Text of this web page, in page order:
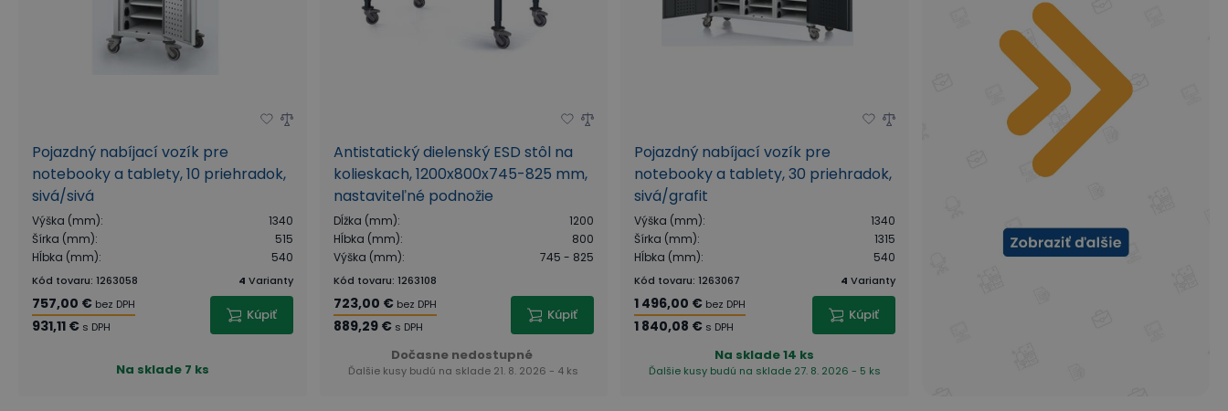
Pojazdný nabíjací vozík pre
notebooky a tablety, 10 priehradok,
sivá/sivá
Výška (mm):
1340
Šírka (mm):
515
Hĺbka (mm): 540
Kód tovaru: 1263058 4 Varianty
757,00 € bez DPH
931,11 € s DPH
Kúpiť
Na sklade 7 ks
Antistatický dielenský ESD stôl na
kolieskach, 1200x800x745-825 mm,
nastaviteľné podnožie
Dĺžka (mm):
1200
Hĺbka (mm):
800
Výška (mm): 745 - 825
Kód tovaru: 1263108
723,00 € bez DPH
889,29 € s DPH
Kúpiť
Dočasne nedostupné
Ďalšie kusy budú na sklade 21. 8. 2026 - 4 ks
Pojazdný nabíjací vozík pre
notebooky a tablety, 30 priehradok,
sivá/grafit
Výška (mm):
1340
Šírka (mm):
1315
Hĺbka (mm): 540
Kód tovaru: 1263067 4 Varianty
1 496,00 € bez DPH
1 840,08 € s DPH
Kúpiť
Na sklade14 ks
Ďalšie kusy budú na sklade 27. 8. 2026 - 5 ks